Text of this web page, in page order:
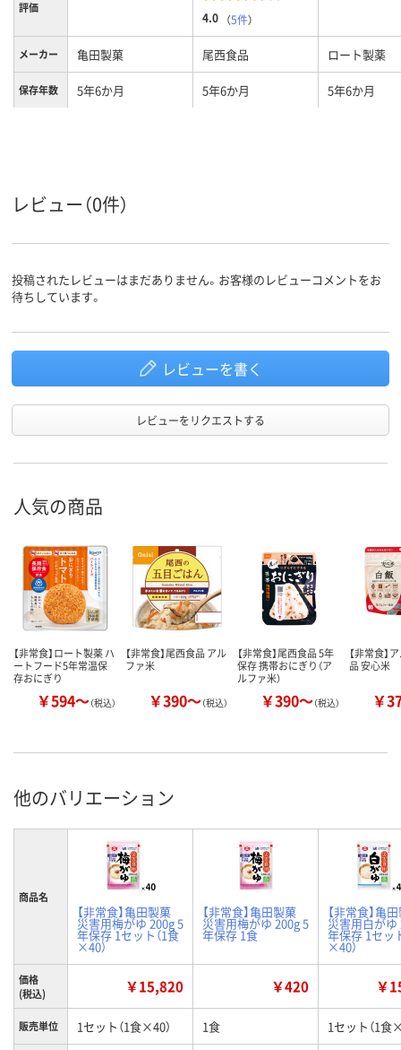
評価
4.0 （5件）
メーカー 亀田製菓 尾西食品 ロート製薬
保存年数 5年6か月 5年6か月 5年6か月
レビュー（0件）
投稿されたレビューはまだありません。お客様のレビューコメントをお
待ちしています。
レビューを書く
レビューをリクエストする
人気の商品
【非常食】ロート製薬 ハ
ートフード5年常温保
存おにぎり
￥594～（税込）
【非常食】尾西食品 アル
ファ米
￥390～（税込）
【非常食】尾西食品 5年
保存 携帯おにぎり（ア
ルファ米）
￥390～（税込）
【非常食】
品 安心米
￥
他のバリエーション
商品名
【非常食】亀田製菓
災害用梅がゆ 200g 5
年保存 1セット（1食
×40）
【非常食】亀田製菓
災害用梅がゆ 200g 5
年保存 1食
【非常食】亀
災害用白がゆ
年保存 1セッ
×40）
価格
(税込)
￥15,820 ￥420 ￥
販売単位 1セット（1食×40） 1食 1セット（1食